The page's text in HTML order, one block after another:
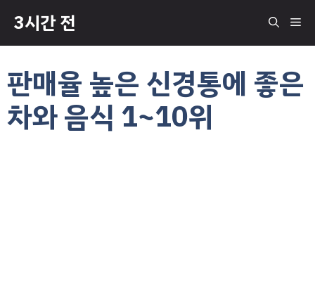
츠
건
뛰
기
3시간 전 메
판매율 높은 신경통에 좋은
차와 음식 1~10위